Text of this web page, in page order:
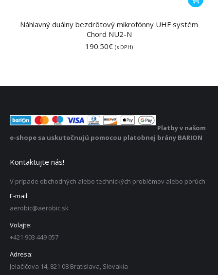
Náhlavný duálny bezdrôtový mikrofónny UHF systém
Chord NU2-N
190.50€ (s DPH)
Platby v našom
e-shope sa uskutočnujú pomocou platobnej brány BARION
Kontaktujte nás!
V prípade obchodných alebo technických problémov alebo porúch
E-mail:
aerobic@aerobic.sk
Volajte:
+421 903 449 057
Adresa:
Jelačičova 14, 821 08 Bratislava, Slovakia